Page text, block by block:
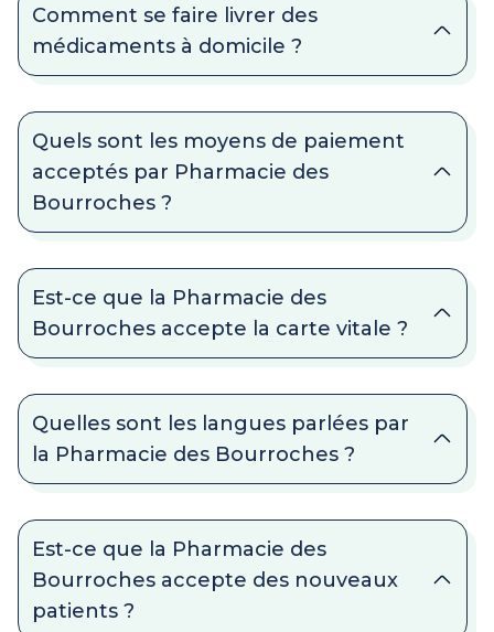
Comment se faire livrer des
médicaments à domicile ?
Quels sont les moyens de paiement
acceptés par Pharmacie des
Bourroches ?
Est-ce que la Pharmacie des
Bourroches accepte la carte vitale ?
Quelles sont les langues parlées par
la Pharmacie des Bourroches ?
Est-ce que la Pharmacie des
Bourroches accepte des nouveaux
patients ?